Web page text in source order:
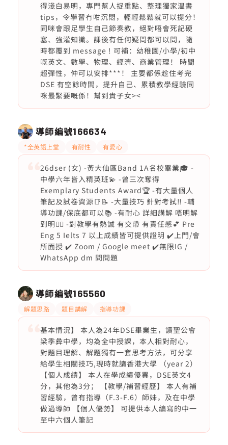
得淺白易明，專門幫人捉重點、整理獨家溫書
tips，令學習冇咁沉悶，輕輕鬆鬆就可以提分！
同咪會跟足學生自己節奏教，絕對唔會死記硬
塞、強灌知識。課後有任何疑問都可以問，隨
時都覆到 message ! 可補：幼稚園/小學/初中
嘅英文、數學、物理、經濟、商業管理！ 時間
超彈性，仲可以安排***！ 主要都係趁住考完
DSE 有空餘時間，提升自己、累積教學經驗同
咪最緊要嘅係！幫到貴子女><
導師編號166634
*全英語上堂 有耐性 有愛心
26dser (女) -黃大仙區Band 1A名校畢業🎓 -
中學六年皆入精英班💫 -曾三次奪得
Exemplary Students Award🏆 -有大量個人
筆記及試卷資源📑📝 -大量技巧 針對考試‼️ -輔
導功課/保底都可以📚 -有耐心 詳細講解 唔明解
到明❤️‍🔥 -對教學有熱誠 有交帶 有責任感💕 Pre
Eng 5 Ielts 7 以上成績皆可提供證明 ✔️上門/會
所面授 ✔️ Zoom / Google meet ✔️無限IG /
WhatsApp dm 問問題
導師編號165560
解題思路 題目講解 指導功課
基本情況】 本人為24年DSE畢業生，讀聖公會
梁季彜中學，均為全中授課，本人相對耐心，
對題目理解、解題獨有一套思考方法，可分享
給學生相關技巧,現時就讀香港大學 （year 2）
【個人成績】 本人在學成績優異，DSE英文4
分，其他為3分； 【教學/補習經歷】 本人有補
習經驗，曾有指導（F.3-F.6）師妹，及在中學
做過導師 【個人優勢】 可提供本人編寫的中一
至中六個人筆記